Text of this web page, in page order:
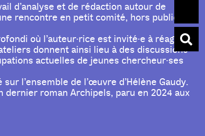
d’analyse et de rédaction autour de
rencontre en petit comité, hors public,
où l’auteur·rice est invité·e à réagir
donnent ainsi lieu à des discussions
actuelles de jeunes chercheur·ses
l’ensemble de l’œuvre d’Hélène Gaudy.
roman Archipels, paru en 2024 aux